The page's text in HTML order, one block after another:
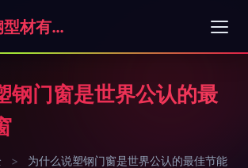
重庆大林塑钢型材有限公司
钢门窗是世界公认的最
>
为什么说塑钢门窗是世界公认的最佳节能